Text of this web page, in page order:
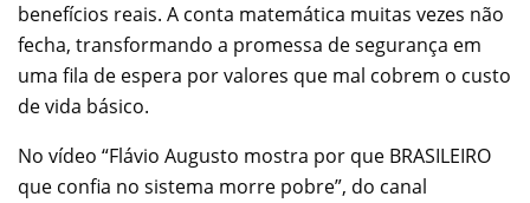
benefícios reais. A conta matemática muitas vezes não
fecha, transformando a promessa de segurança em
uma fila de espera por valores que mal cobrem o custo
de vida básico.
No vídeo “Flávio Augusto mostra por que BRASILEIRO
que confia no sistema morre pobre”, do canal